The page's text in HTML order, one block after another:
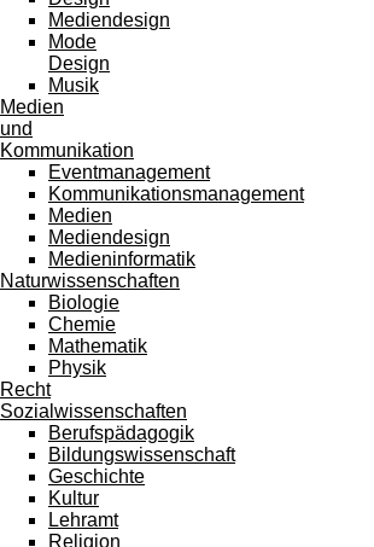
Mediendesign
Mode
Design
Musik
Medien
und
Kommunikation
Eventmanagement
Kommunikationsmanagement
Medien
Mediendesign
Medieninformatik
Naturwissenschaften
Biologie
Chemie
Mathematik
Physik
Recht
Sozialwissenschaften
Berufspädagogik
Bildungswissenschaft
Geschichte
Kultur
Lehramt
Religion